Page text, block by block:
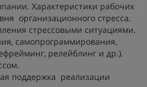
Характеристики рабочих
организационного стресса.
стрессовыми ситуациями.
самопрограммирования,
релейблинг и др.).
поддержка реализации